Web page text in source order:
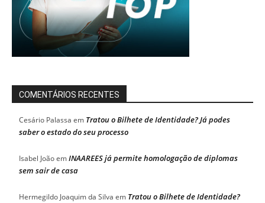
COMENTÁRIOS RECENTES
Cesário Palassa em Tratou o Bilhete de Identidade? Já podes
saber o estado do seu processo
Isabel JoãoemINAAREES já permite homologação de diplomas
sem sair de casa
Hermegildo Joaquim da Silva em Tratou o Bilhete de Identidade?